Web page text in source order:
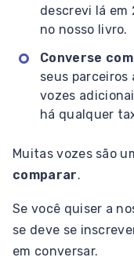
descrevi lá em
no nosso livro.
Converse
seus parceiros
vozes
há qualquer
Muitas vozes são
comparar.
Se você quiser a
se deve se
em conversar.